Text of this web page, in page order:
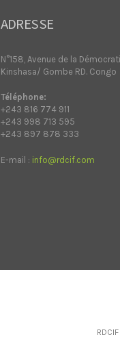
ADRESSE
N°158, Avenue de la
Kinshasa/ Gombe RD. Congo
Téléphone:
+243 816 774 911
+243 998 713 595
+243 897 878 333
E-mail : info@rdcif.com